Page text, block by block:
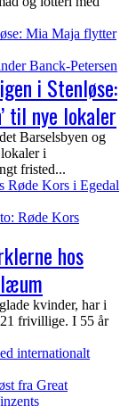
Mia Maja flytter
i Stenløse:
til nye lokaler
Barselsbyen og
i
fristed...
Røde Kors i Egedal
hos
kvinder, har i
frivillige. I 55 år
internationalt